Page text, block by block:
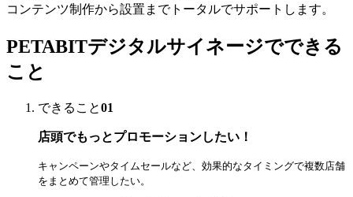
コンテンツ制作から設置までトータルでサポートします。
PETABITデジタルサイネージでできる
こと
できること01
店頭でもっとプロモーションしたい！
キャンペーンやタイムセールなど、効果的なタイミングで複数店舗
をまとめて管理したい。